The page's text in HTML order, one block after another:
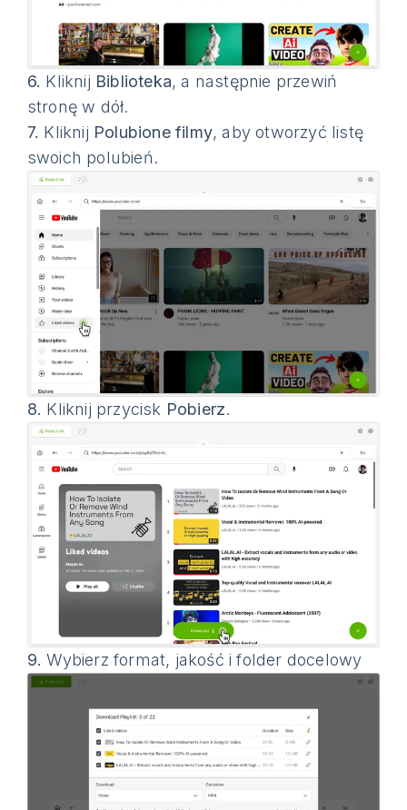
6. Kliknij Biblioteka, a następnie przewiń
stronę w dół.
7. Kliknij Polubione filmy, aby otworzyć listę
swoich polubień.
8. Kliknij przycisk Pobierz.
9. Wybierz format, jakość i folder docelowy